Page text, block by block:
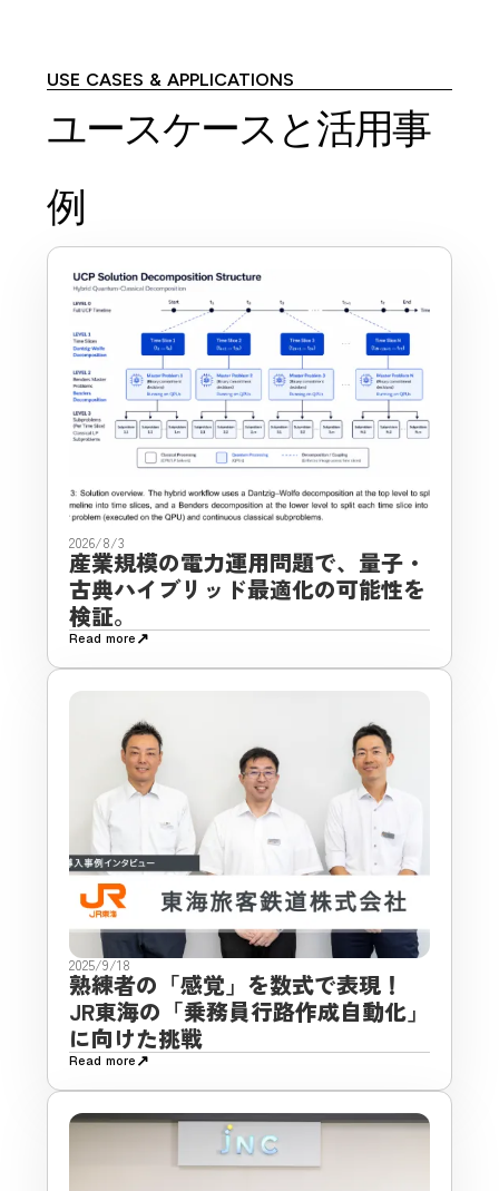
USE CASES & APPLICATIONS
ユースケースと活用事
例
2026/8/3
産業規模の電力運用問題で、量子・
古典ハイブリッド最適化の可能性を
検証。
Read more ↗
2025/9/18
熟練者の「感覚」を数式で表現！
JR東海の「乗務員行路作成自動化」
に向けた挑戦
Read more ↗